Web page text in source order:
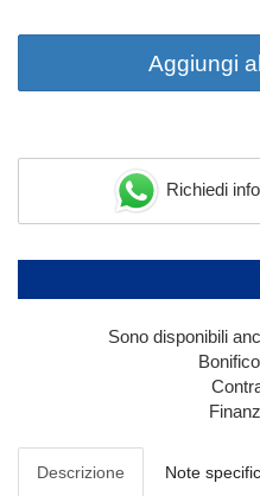
Aggiungi
Richiedi
Sono disponibili
Descrizione Note